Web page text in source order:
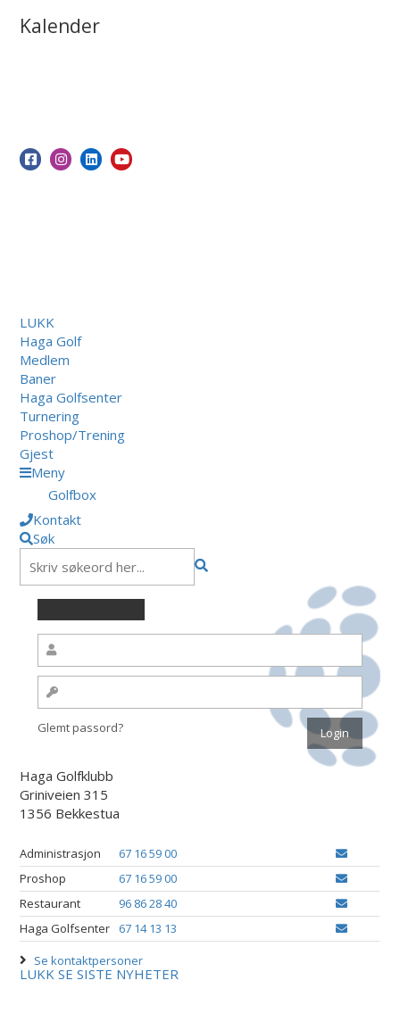
Kalender
LUKK
Haga Golf
Medlem
Baner
Haga Golfsenter
Turnering
Proshop/Trening
Gjest
Meny
Golfbox
Kontakt
Søk
Glemt passord?
Haga Golfklubb
Griniveien 315
1356 Bekkestua
Administrasjon
67 16 59 00
Proshop
67 16 59 00
Restaurant
96 86 28 40
Haga Golfsenter
67 14 13 13
Se kontaktpersoner
LUKK SE SISTE NYHETER